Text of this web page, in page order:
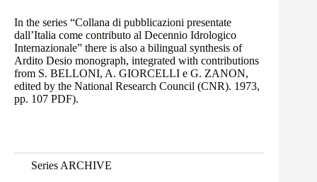
In the series “Collana di pubblicazioni presentate
dall’Italia come contributo al Decennio Idrologico
Internazionale” there is also a bilingual synthesis of
Ardito Desio monograph, integrated with contributions
from S. BELLONI, A. GIORCELLI e G. ZANON,
edited by the National Research Council (CNR). 1973,
pp. 107 PDF).
Series ARCHIVE